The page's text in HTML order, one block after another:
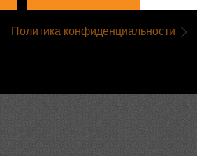
Политика конфиденциальности